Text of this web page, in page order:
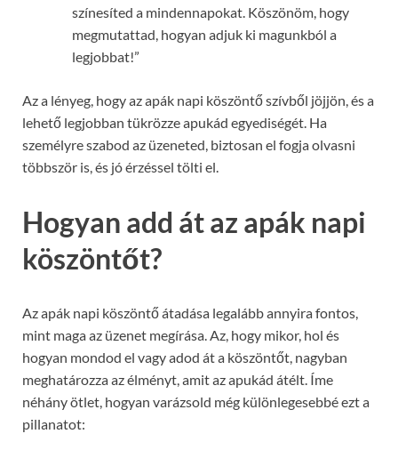
színesíted a mindennapokat. Köszönöm, hogy
megmutattad, hogyan adjuk ki magunkból a
legjobbat!”
Az a lényeg, hogy az apák napi köszöntő szívből jöjjön, és a
lehető legjobban tükrözze apukád egyediségét. Ha
személyre szabod az üzeneted, biztosan el fogja olvasni
többször is, és jó érzéssel tölti el.
Hogyan add át az apák napi
köszöntőt?
Az apák napi köszöntő átadása legalább annyira fontos,
mint maga az üzenet megírása. Az, hogy mikor, hol és
hogyan mondod el vagy adod át a köszöntőt, nagyban
meghatározza az élményt, amit az apukád átélt. Íme
néhány ötlet, hogyan varázsold még különlegesebbé ezt a
pillanatot: